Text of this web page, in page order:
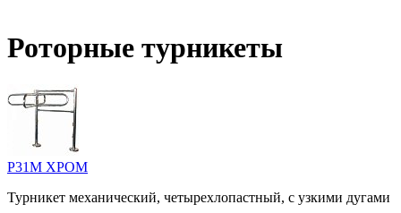
Роторные турникеты
Р31М ХРОМ
Турникет механический, четырехлопастный, с узкими дугами